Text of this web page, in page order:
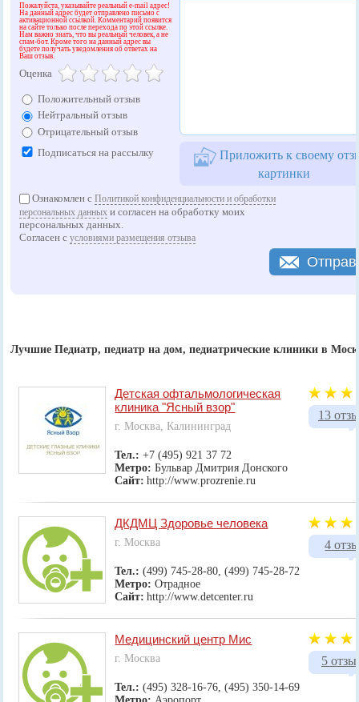
Пожалуйста, указывайте реальный e-mail адрес!
На данный адрес будет отправлено письмо с
активационной ссылкой. Комментарий появится
на сайте только после перехода по этой ссылке.
Нам важно знать, что вы реальный человек, а не
спам-бот. Кроме того на данный адрес вы
будете получать уведомления об ответах на
Ваш отзыв.
Оценка
Положительный отзыв
Нейтральный отзыв
Отрицательный отзыв
Подписаться на рассылку
Приложить к своему
картинки
Ознакомлен сПолитикой конфиденциальности и обработки
персональных данных и согласен на обработку моих
персональных данных.
Согласен сусловиями размещения отзыва
Лучшие Педиатр, педиатр на дом, педиатрические клиники в
13
Детская офтальмологическая
клиника "Ясный взор"
г. Москва, Калининград
Тел.:+7 (495) 921 37 72
Метро:Бульвар Дмитрия Донского
Сайт: http://www.prozrenie.ru
4
ДКДМЦ Здоровье человека
г. Москва
Тел.:(499) 745-28-80, (499) 745-28-72
Метро:Отрадное
Сайт: http://www.detcenter.ru
5
Медицинский центр Мис
г. Москва
Тел.:(495) 328-16-76, (495) 350-14-69